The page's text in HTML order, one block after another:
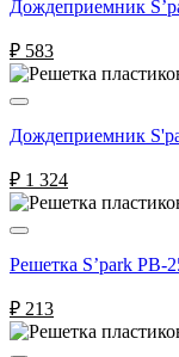
Дождеприемник
₽ 583
Дождеприемник
₽ 1 324
Решетка S’park РВ-
₽ 213